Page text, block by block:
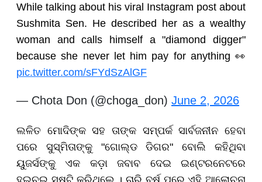
While talking about his viral Instagram post about
Sushmita Sen. He described her as a wealthy
woman and calls himself a "diamond digger"
because she never let him pay for anything 👀
pic.twitter.com/sFYdSzAlGF
— Chota Don (@choga_don) June 2, 2026
ଲଳିତ ମୋଦିଙ୍କ ସହ ତାଙ୍କ ସମ୍ପର୍କ ସାର୍ବଜନୀନ ହେବା
ପରେ ସୁସ୍ମିତାଙ୍କୁ "ଗୋଲ୍ଡ ଡିଗର" ବୋଲି କହିଥିବା
ୟୁଜର୍ସଙ୍କୁ ଏକ କଡ଼ା ଜବାବ ଦେଇ ଇଣ୍ଟରନେଟରେ